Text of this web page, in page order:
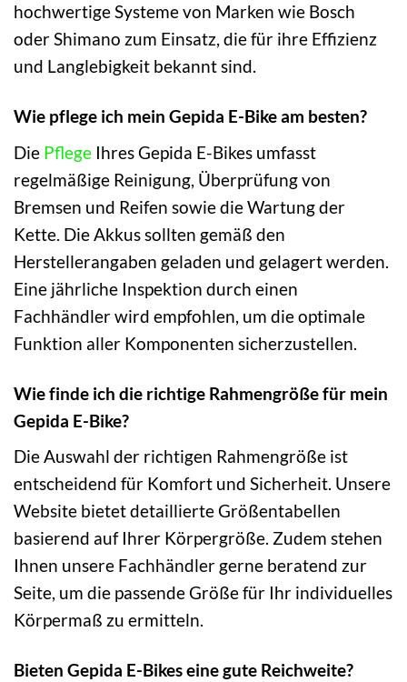
hochwertige Systeme von Marken wie Bosch
oder Shimano zum Einsatz, die für ihre Effizienz
und Langlebigkeit bekannt sind.
Wie pflege ich mein Gepida E-Bike am besten?
Die Pflege Ihres Gepida E-Bikes umfasst
regelmäßige Reinigung, Überprüfung von
Bremsen und Reifen sowie die Wartung der
Kette. Die Akkus sollten gemäß den
Herstellerangaben geladen und gelagert werden.
Eine jährliche Inspektion durch einen
Fachhändler wird empfohlen, um die optimale
Funktion aller Komponenten sicherzustellen.
Wie finde ich die richtige Rahmengröße für mein
Gepida E-Bike?
Die Auswahl der richtigen Rahmengröße ist
entscheidend für Komfort und Sicherheit. Unsere
Website bietet detaillierte Größentabellen
basierend auf Ihrer Körpergröße. Zudem stehen
Ihnen unsere Fachhändler gerne beratend zur
Seite, um die passende Größe für Ihr individuelles
Körpermaß zu ermitteln.
Bieten Gepida E-Bikes eine gute Reichweite?